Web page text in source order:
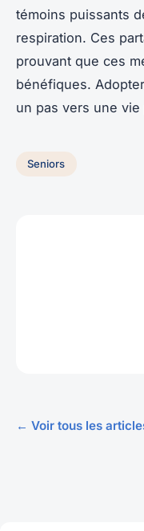
témoins puissants
respiration. Ces
prouvant que ces
bénéfiques.
un pas vers une
Seniors
← Voir tous les